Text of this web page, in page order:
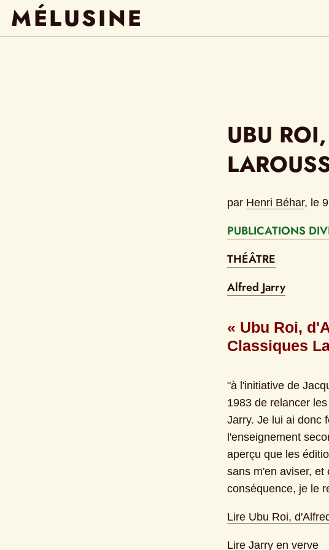
MÉLUSINE
UBU
par Henri Béhar, le
PUBLICATIONS
THÉÂTRE
Alfred Jarry
« Ubu Roi,
Classiques
"à l'initiative de
1983 de relancer les
Jarry. Je lui ai donc
l'enseignement
aperçu que les
sans m'en aviser, et
conséquence, je le
Lire Ubu Roi,
Lire Jarry en verve